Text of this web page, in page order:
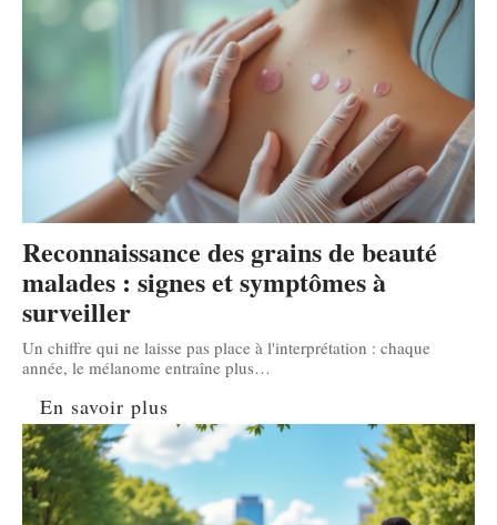
Reconnaissance des grains de beauté
malades : signes et symptômes à
surveiller
Un chiffre qui ne laisse pas place à l'interprétation : chaque
année, le mélanome entraîne plus…
En savoir plus